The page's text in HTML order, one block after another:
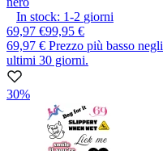
In stock: 1-2 giorni
69,97 €99,95 €
69,97 € Prezzo più basso negli
ultimi 30 giorni.
30%